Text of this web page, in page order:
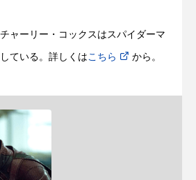
ャーリー・コックスはスパイダーマ
ている。詳しくは こちら から。